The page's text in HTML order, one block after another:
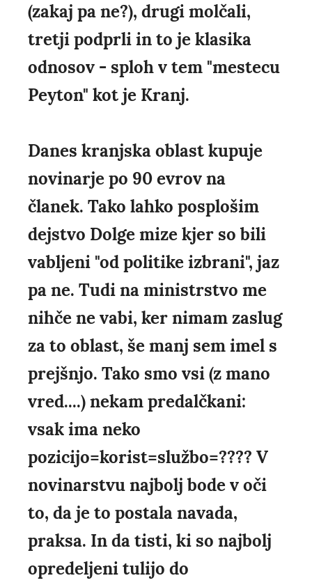
(zakaj pa ne?), drugi molčali,
tretji podprli in to je klasika
odnosov - sploh v tem "mestecu
Peyton" kot je Kranj.
Danes kranjska oblast kupuje
novinarje po 90 evrov na
članek. Tako lahko posplošim
dejstvo Dolge mize kjer so bili
vabljeni "od politike izbrani", jaz
pa ne. Tudi na ministrstvo me
nihče ne vabi, ker nimam zaslug
za to oblast, še manj sem imel s
prejšnjo. Tako smo vsi (z mano
vred....) nekam predalčkani:
vsak ima neko
pozicijo=korist=službo=???? V
novinarstvu najbolj bode v oči
to, da je to postala navada,
praksa. In da tisti, ki so najbolj
opredeljeni tulijo do